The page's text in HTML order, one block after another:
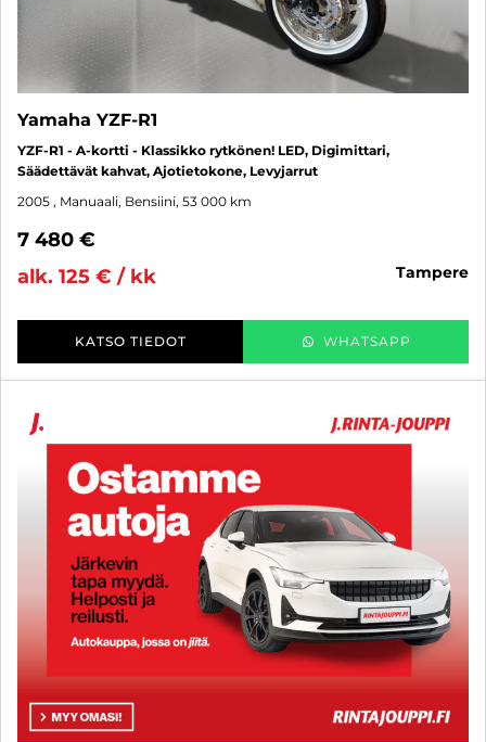
Yamaha YZF-R1
YZF-R1 - A-kortti - Klassikko rytkönen! LED, Digimittari,
Säädettävät kahvat, Ajotietokone, Levyjarrut
2005 , Manuaali, Bensiini, 53 000 km
7 480 €
alk. 125 € / kk
tampere
KATSO TIEDOT WHATSAPP